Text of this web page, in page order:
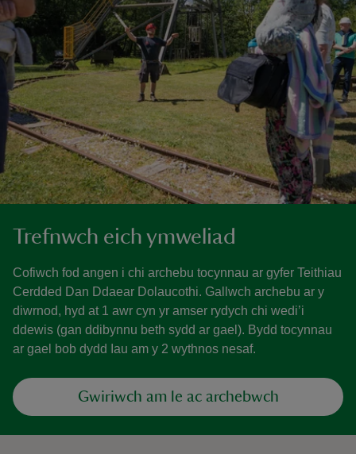
Trefnwch eich ymweliad
Cofiwch fod angen i chi archebu tocynnau ar gyfer Teithiau
Cerdded Dan Ddaear Dolaucothi. Gallwch archebu ar y
diwrnod, hyd at 1 awr cyn yr amser rydych chi wedi’i
ddewis (gan ddibynnu beth sydd ar gael). Bydd tocynnau
ar gael bob dydd Iau am y 2 wythnos nesaf.
Gwiriwch am le ac archebwch